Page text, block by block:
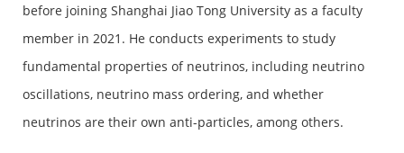
before joining Shanghai Jiao Tong University as a faculty
member in 2021. He conducts experiments to study
fundamental properties of neutrinos, including neutrino
oscillations, neutrino mass ordering, and whether
neutrinos are their own anti-particles, among others.